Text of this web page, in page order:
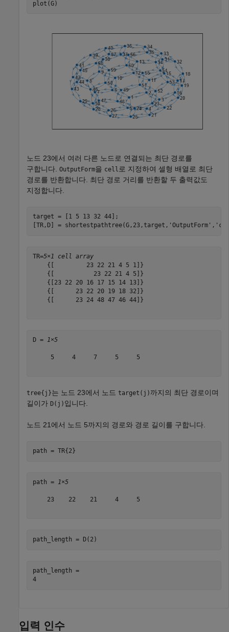
plot(G)
노드 23에서 여러 다른 노드로 연결되는 최단 경로를
구합니다. OutputForm을 cell 로 지정하여 셀형 배열로 최단
경로를 반환합니다. 최단 경로 거리를 반환할 두 출력값도
지정합니다.
target = [1 5 13 32 44];
[TR,D] = shortestpathtree(G,23,target, 'OutputForm' ,
TR=5×1 cell array
    {[         23 22 21 4 5 1]}
    {[           23 22 21 4 5]}
    {[23 22 20 16 17 15 14 13]}
    {[      23 22 20 19 18 32]}
    {[      23 24 48 47 46 44]}
D = 1×5
     5     4     7     5     5
tree{j}는 노드 23에서 노드 target(j) 까지의 최단 경로이며
길이가 D(j) 입니다.
노드 21에서 노드 5까지의 경로와 경로 길이를 구합니다.
path = TR{2}
path = 1×5
    23    22    21     4     5
path_length = D(2)
path_length =
4
입력 인수